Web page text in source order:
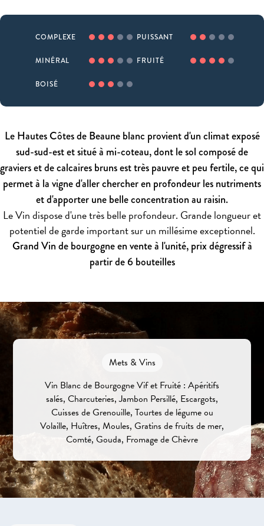
COMPLEXE PUISSANT
MINÉRAL FRUITÉ
BOISÉ
Le Hautes Côtes de Beaune blanc provient d'un climat exposé
sud-sud-est et situé à mi-coteau, dont le sol composé de
graviers et de calcaires bruns est très pauvre et peu fertile, ce qui
permet à la vigne d'aller chercher en profondeur les nutriments
et d'apporter une belle concentration au raisin.
Le Vin dispose d'une très belle profondeur. Grande longueur et
potentiel de garde important sur un millésime exceptionnel.
Grand Vin de bourgogne en vente à l'unité, prix dégressif à
partir de 6 bouteilles
Mets & Vins
Vin Blanc de Bourgogne Vif et Fruité : Apéritifs
salés, Charcuteries, Jambon Persillé, Escargots,
Cuisses de Grenouille, Tourtes de légume ou
Volaille, Huîtres, Moules, Gratins de fruits de mer,
Comté, Gouda, Fromage de Chèvre